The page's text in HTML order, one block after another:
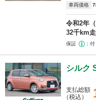
車両価格
令和2年
32千km
保証 付
シルク
支払総額
（税込）